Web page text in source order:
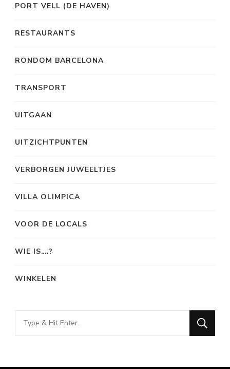
PORT VELL (DE HAVEN)
RESTAURANTS
RONDOM BARCELONA
TRANSPORT
UITGAAN
UITZICHTPUNTEN
VERBORGEN JUWEELTJES
VILLA OLIMPICA
VOOR DE LOCALS
WIE IS….?
WINKELEN
Looking
for